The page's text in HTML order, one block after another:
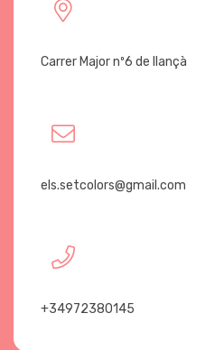
Carrer Major nº6 de llançà
els.setcolors@gmail.com
+34972380145